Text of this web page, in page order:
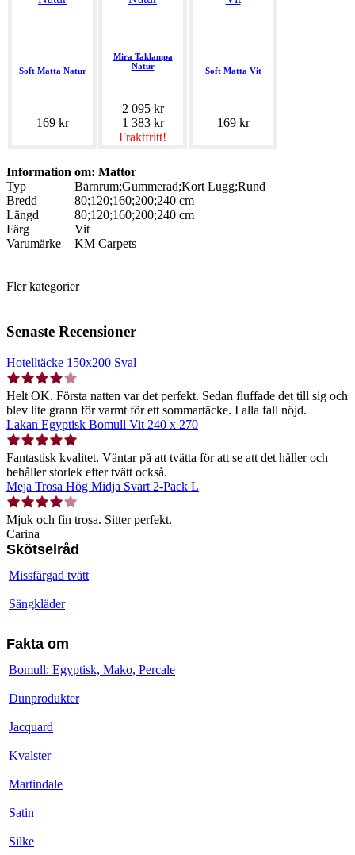
Soft Matta Natur
169 kr
Mira Taklampa
Natur
2 095 kr
1 383 kr
Fraktfritt!
Soft Matta Vit
169 kr
Information om: Mattor
Typ
Barnrum;Gummerad;Kort Lugg;Rund
Bredd
80;120;160;200;240 cm
Längd
80;120;160;200;240 cm
Färg
Vit
Varumärke
KM Carpets
Fler kategorier
Senaste Recensioner
Hotelltäcke 150x200 Sval
Helt OK. Första natten var det perfekt. Sedan fluffade det till sig och
blev lite grann för varmt för ett sommartäcke. I alla fall nöjd.
Lakan Egyptisk Bomull Vit 240 x 270
Fantastisk kvalitet. Väntar på att tvätta för att se att det håller och
behåller storlek efter tvätt också.
Meja Trosa Hög Midja Svart 2-Pack L
Mjuk och fin trosa. Sitter perfekt.
Carina
Skötselråd
Missfärgad tvätt
Sängkläder
Fakta om
Bomull: Egyptisk, Mako, Percale
Dunprodukter
Jacquard
Kvalster
Martindale
Satin
Silke